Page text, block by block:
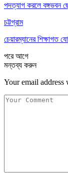
পদত্যাগ করলে বঙ্গভবন
চট্টগ্রাম
চেয়ারম্যানের শিক্ষাগত
পরেআগে
মন্তব্য করুন
Your email